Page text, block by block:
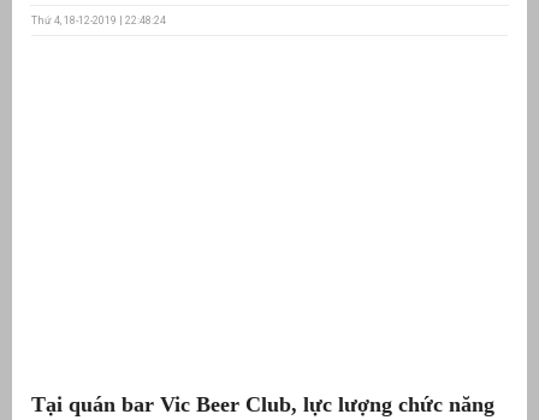
Thứ 4, 18-12-2019 | 22:48:24
Tại quán bar Vic Beer Club, lực lượng chức năng